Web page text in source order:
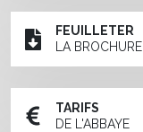
FEUILLETER
LA BROCHURE
TARIFS
DE L'ABBAYE